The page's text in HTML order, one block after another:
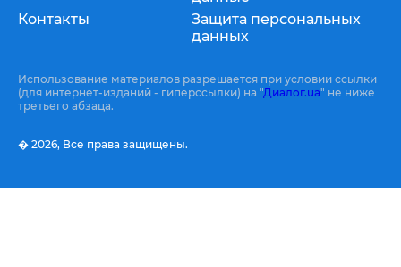
Контакты
Защита персональных
данных
Использование материалов разрешается при условии ссылки
(для интернет-изданий - гиперссылки) на "Диалог.ua" не ниже
третьего абзаца.
� 2026, Все права защищены.